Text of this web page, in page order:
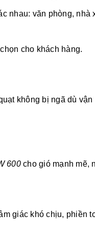
nhau: văn phòng, nhà
cho khách hàng.
không bị ngã dù
600cho gió mạnh mẽ,
giác khó chịu, phiền